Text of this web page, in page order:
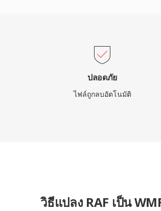
ปลอดภัย
ไฟล์ถูกลบอัตโนมัติ
วิธีแปลง RAF เป็น